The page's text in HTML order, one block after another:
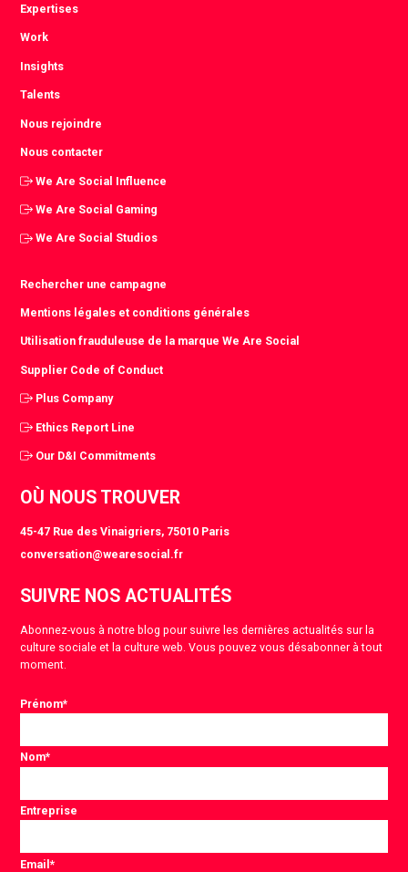
Expertises
Work
Insights
Talents
Nous rejoindre
Nous contacter
We Are Social Influence
We Are Social Gaming
We Are Social Studios
Rechercher une campagne
Mentions légales et conditions générales
Utilisation frauduleuse de la marque We Are Social
Supplier Code of Conduct
Plus Company
Ethics Report Line
Our D&I Commitments
OÙ NOUS TROUVER
45-47 Rue des Vinaigriers, 75010 Paris
conversation@wearesocial.fr
SUIVRE NOS ACTUALITÉS
Abonnez-vous à notre blog pour suivre les dernières actualités sur la
culture sociale et la culture web. Vous pouvez vous désabonner à tout
moment.
Prénom*
Nom*
Entreprise
Email*